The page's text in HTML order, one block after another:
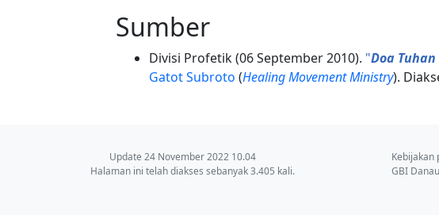
Sumber
Divisi Profetik (06 September 2010). "Doa Tuhan
Gatot Subroto (Healing Movement Ministry).
Update 24 November 2022 10.04
Halaman ini telah diakses sebanyak 3.405 kali.
Kebijakan
GBI